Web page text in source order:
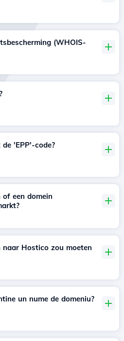
(WHOIS-
'EPP'-code?
een domein
Hostico zou moeten
un nume de domeniu?